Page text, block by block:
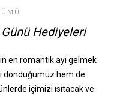
Hediyeleri
en romantik ayı gelmek
döndüğümüz hem de
içimizi ısıtacak ve